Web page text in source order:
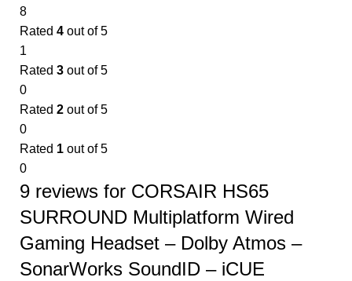
8
Rated 4 out of 5
1
Rated 3 out of 5
0
Rated 2 out of 5
0
Rated 1 out of 5
0
9 reviews for CORSAIR HS65
SURROUND Multiplatform Wired
Gaming Headset – Dolby Atmos –
SonarWorks SoundID – iCUE